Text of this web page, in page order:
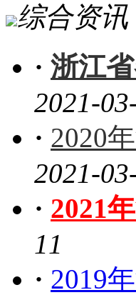
综合资讯
· 浙江
2021-
· 2020
2021-
· 2021
11
· 2019